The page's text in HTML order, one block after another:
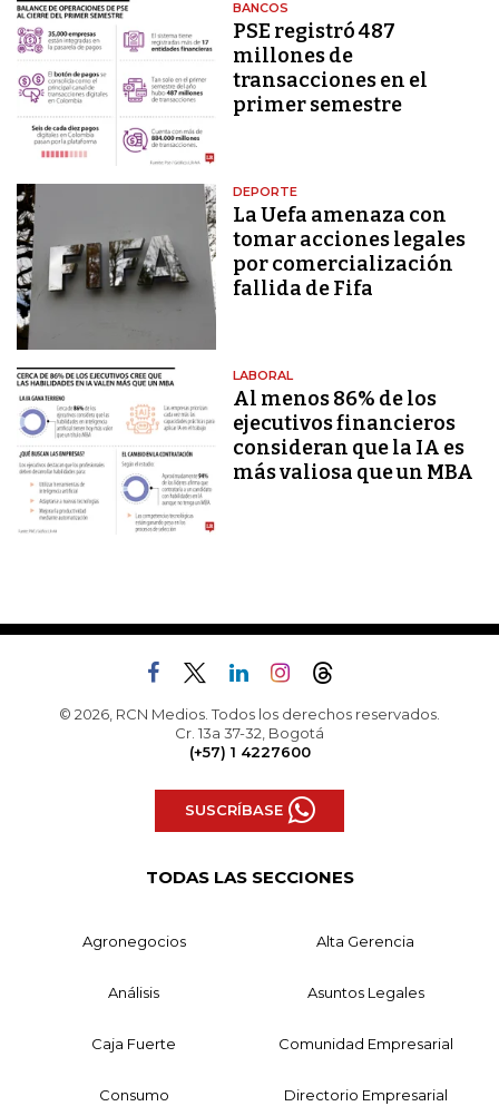
BANCOS
PSE registró 487
millones de
transacciones en el
primer semestre
DEPORTE
La Uefa amenaza con
tomar acciones legales
por comercialización
fallida de Fifa
LABORAL
Al menos 86% de los
ejecutivos financieros
consideran que la IA es
más valiosa que un MBA
© 2026, RCN Medios. Todos los derechos reservados.
Cr. 13a 37-32, Bogotá
(+57) 1 4227600
SUSCRÍBASE
TODAS LAS SECCIONES
Agronegocios Alta Gerencia
Análisis Asuntos Legales
Caja Fuerte Comunidad Empresarial
Consumo Directorio Empresarial